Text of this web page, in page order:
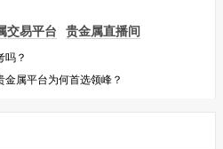
交易平台 贵金属直播间
吗？
属平台为何首选领峰？